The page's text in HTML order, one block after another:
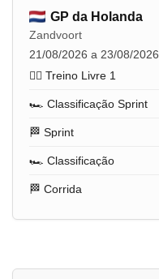
GP da Holanda
Zandvoort
21/08/2026 a 23/08/2026
🏋️‍♂️ Treino Livre 1
🏎️ Classificação Sprint
🏁 Sprint
🏎️ Classificação
🏁 Corrida